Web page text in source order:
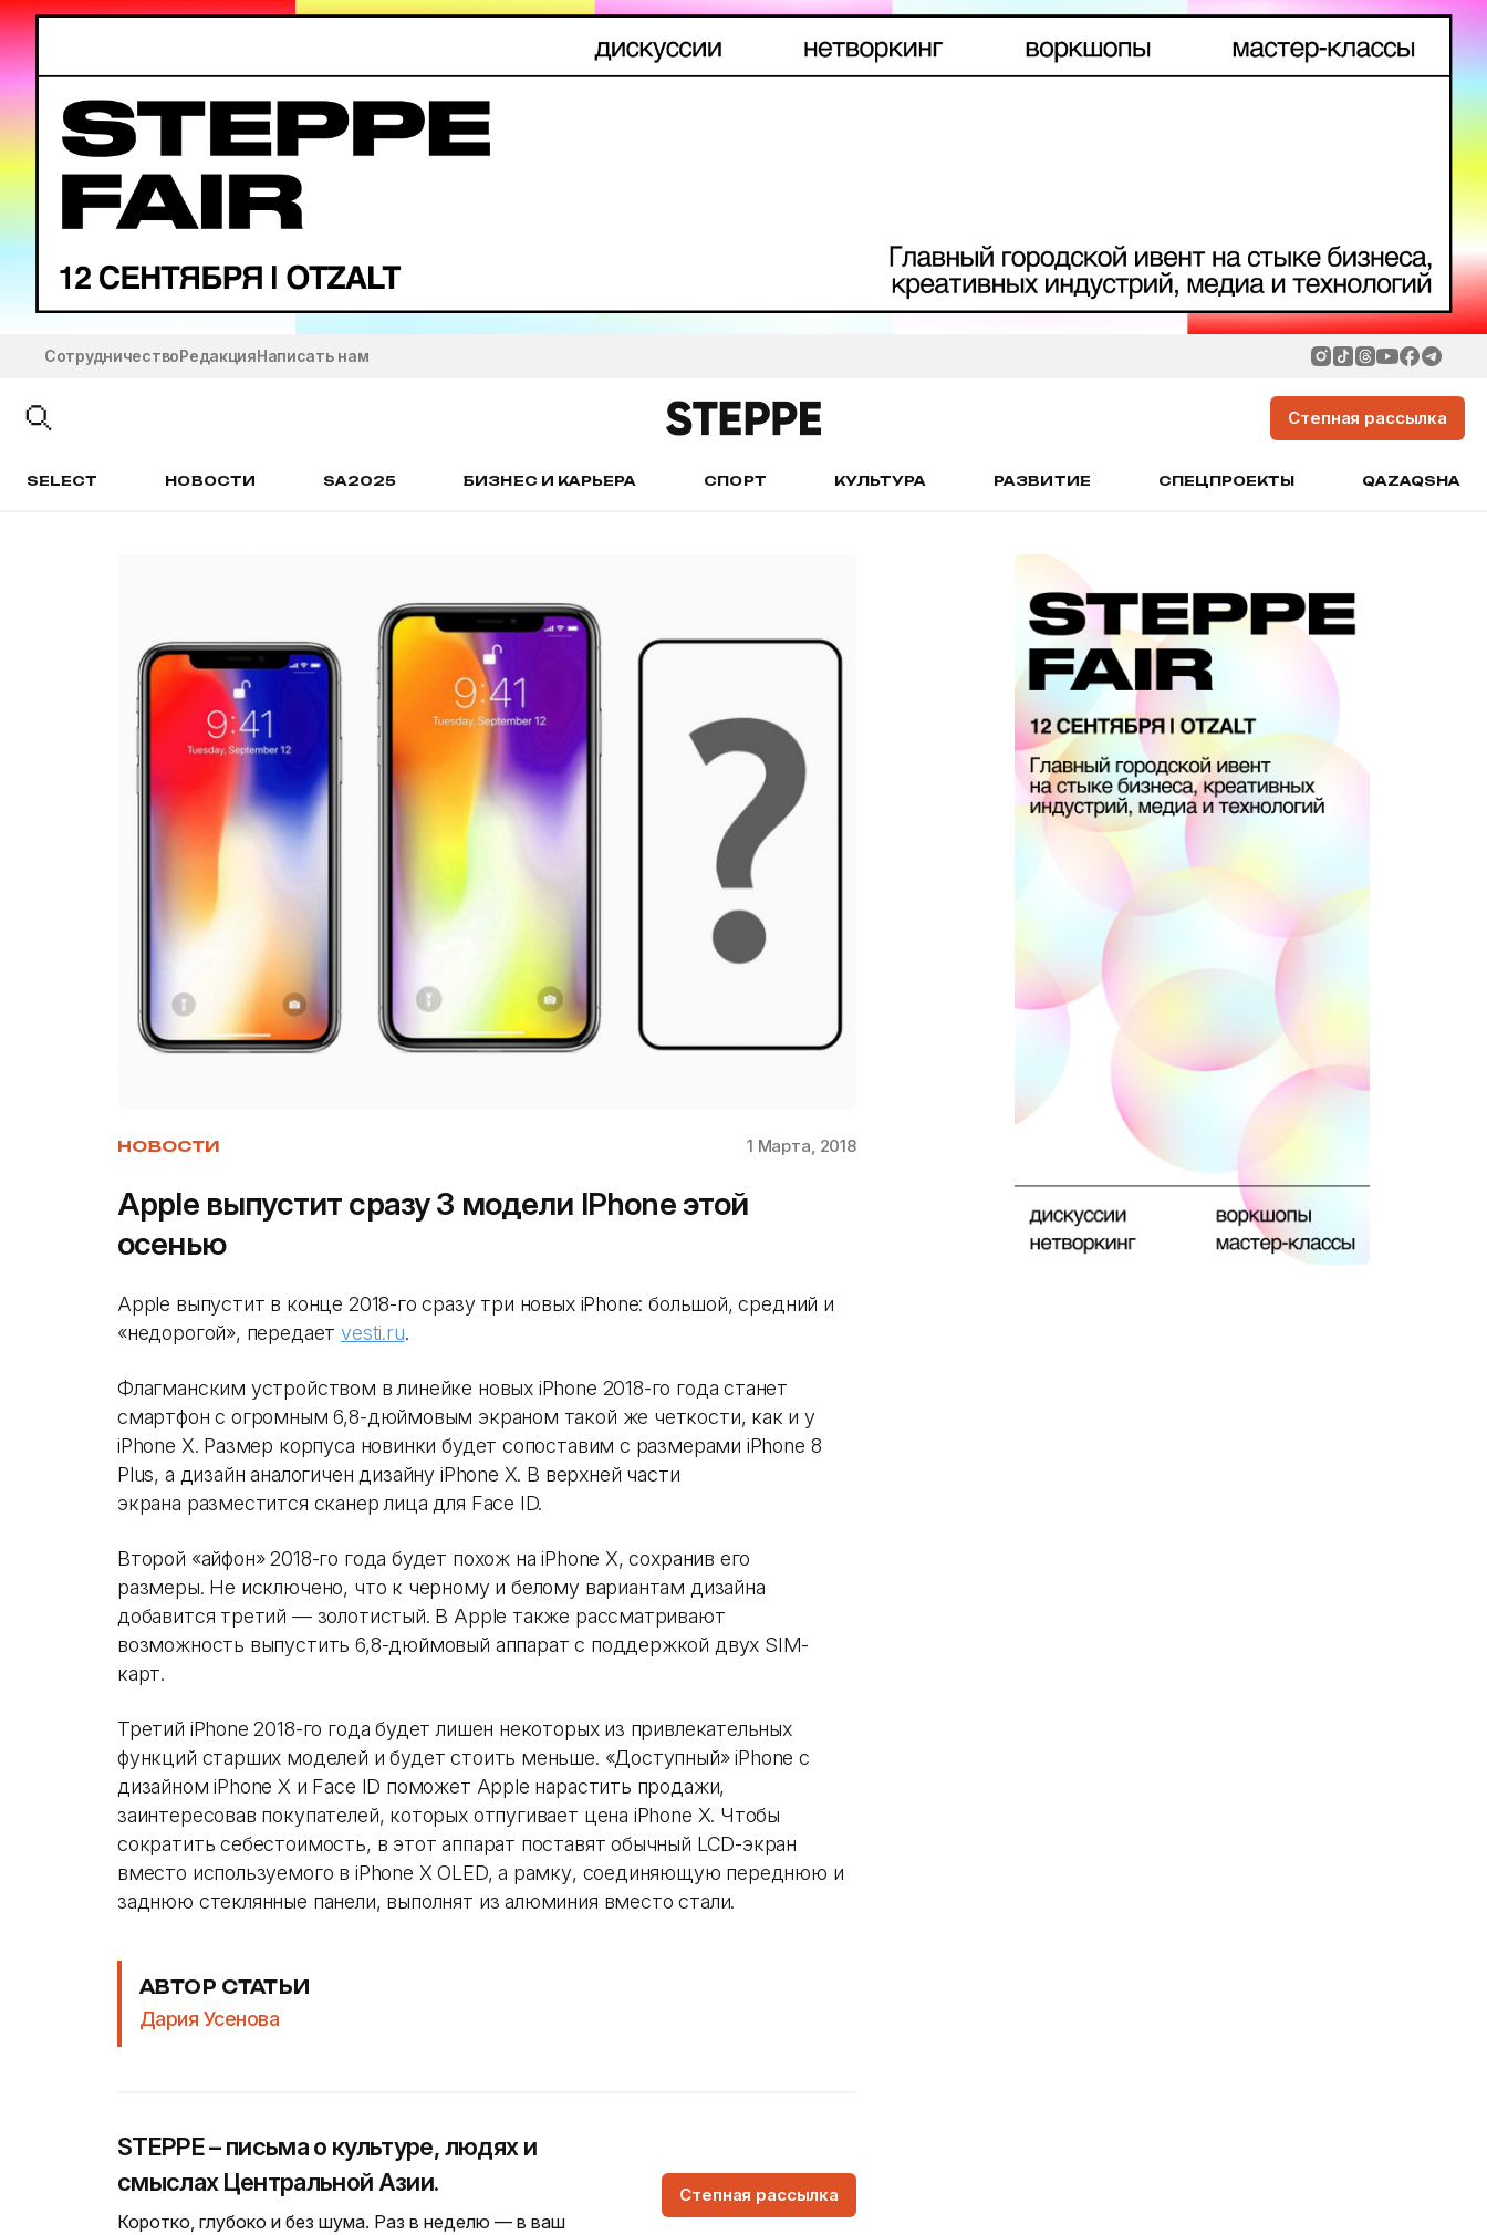
СотрудничествоРедакцияНаписать нам
Степная рассылка
SELECT НОВОСТИ SA2025 БИЗНЕС И КАРЬЕРА СПОРТ КУЛЬТУРА РАЗВИТИЕ СПЕЦПРОЕКТЫ QAZAQSHA
НОВОСТИ 1 Марта, 2018
Apple выпустит сразу 3 модели IPhone этой
осенью
Apple выпустит в конце 2018-го сразу три новых iPhone: большой, средний и
«недорогой», передаетvesti.ru.
Флагманским устройством в линейке новых iPhone 2018-го года станет
смартфон с огромным 6,8-дюймовым экраном такой же четкости, как и у
iPhone X. Размер корпуса новинки будет сопоставим с размерами iPhone 8
Plus, а дизайн аналогичен дизайну iPhone X. В верхней части
экрана разместится сканер лица для Face ID.
Второй «айфон» 2018-го года будет похож на iPhone X, сохранив его
размеры. Не исключено, что к черному и белому вариантам дизайна
добавится третий — золотистый. В Apple также рассматривают
возможность выпустить 6,8-дюймовый аппарат с поддержкой двух SIM-
карт.
Третий iPhone 2018-го года будет лишен некоторых из привлекательных
функций старших моделей и будет стоить меньше. «Доступный» iPhone с
дизайном iPhone X и Face ID поможет Apple нарастить продажи,
заинтересовав покупателей, которых отпугивает цена iPhone X. Чтобы
сократить себестоимость, в этот аппарат поставят обычный LCD-экран
вместо используемого в iPhone X OLED, а рамку, соединяющую переднюю и
заднюю стеклянные панели, выполнят из алюминия вместо стали.
АВТОР СТАТЬИ
Дария Усенова
STEPPE – письма о культуре, людях и
смыслах Центральной Азии.
Коротко, глубоко и без шума. Раз в неделю — в ваш
Степная рассылка